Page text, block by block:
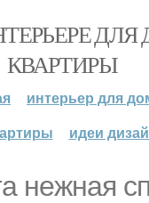
КВАРТИРЫ
интерьер для
идеи
нежная